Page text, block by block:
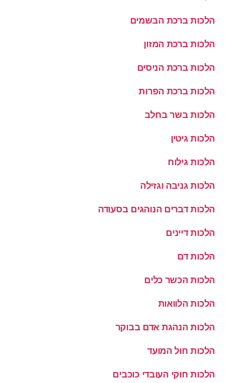
הלכות ברכת הבשמים
הלכות ברכת המזון
הלכות ברכת הניסים
הלכות ברכת הפרות
הלכות בשר בחלב
הלכות גיטין
הלכות גילוח
הלכות גניבה וגזילה
הלכות דברים הנוהגים בסעודה
הלכות דיינים
הלכות דם
הלכות הכשר כלים
הלכות הלוואות
הלכות הנהגת אדם בבוקר
הלכות חול המועד
הלכות חוקי העובדי כוכבים